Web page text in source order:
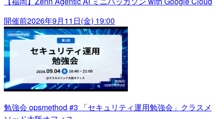
開催前2026年9月11日(金) 19:00
勉強会 opsmethod #3 「セキュリティ運用勉強会」クラスメ